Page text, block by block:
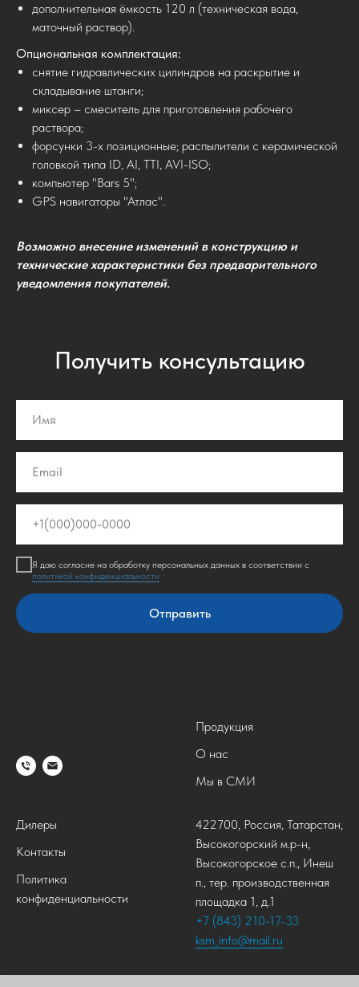
дополнительная ёмкость 120 л (техническая вода,
маточный раствор).
Опциональная комплектация:
снятие гидравлических цилиндров на раскрытие и
складывание штанги;
миксер – смеситель для приготовления рабочего
раствора;
форсунки 3-х позиционные; распылители с керамической
головкой типа ID, AI, TTI, AVI-ISO;
компьютер "Bars 5";
GPS навигаторы "Атлас".
Возможно внесение изменений в конструкцию и
технические характеристики без предварительного
уведомления покупателей.
Получить консультацию
Имя
Email
+1(000)000-0000
Я даю согласие на обработку персональных данных в соответствии с
политикой конфиденциальности
Отправить
Продукция
О нас
Мы в СМИ
Дилеры
Контакты
Политика
конфиденциальности
422700, Россия, Татарстан,
Высокогорский м.р-н,
Высокогорское с.п., Инеш
п., тер. производственная
площадка 1, д.1
+7 (843) 210-17-33
ksm_info@mail.ru